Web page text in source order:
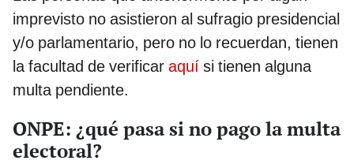
imprevisto no asistieron al sufragio presidencial
y/o parlamentario, pero no lo recuerdan, tienen
la facultad de verificar aquí si tienen alguna
multa pendiente.
ONPE: ¿qué pasa si no pago la multa
electoral?